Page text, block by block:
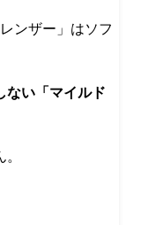
ンザー」はソフ
ない「マイルド